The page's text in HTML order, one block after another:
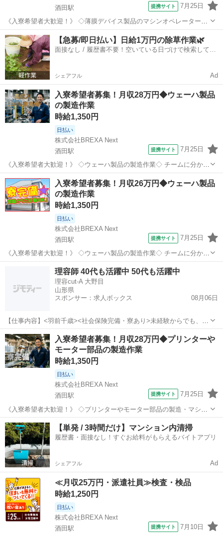
酒田駅
提携サイト 7月25日
《入寮希望者大歓迎！》 ◇薄膜デバイス製品のマシンオペレーター◇
スマホ向け薄膜デバイス製品のマシンオペレーター・点検作業及びエ
ラー解除業務です。 工程により業務内容が違いますが、2～5台の複数
台の設備を最終的には担当しま...
山形 酒田市 酒田駅 その他
【急募/即日払い】日給1万円の除草作業🌿
面接なし / 履歴書不要！空いている日づけで検索して即
シェアフル Ad
入寮希望者募集！月収28万円◆ウェーハ製品
の製造作業
時給1,350円
日払い
株式会社BREXA Next
酒田駅
提携サイト 7月25日
《入寮希望者大歓迎！》 ◇ウェーハ製品の製造作業◇ チームに分かれ
て作業いただきます！ 【S製品チーム】 6インチ半導体製造にかかわ
るマシンオペレーション業務、付帯する設備点検業務 【T製品チー
ム】 8インチ半導体製造...
山形 酒田市 酒田駅 工場
入寮希望者募集！月収26万円◆ウェーハ製品
の製造作業
時給1,350円
日払い
株式会社BREXA Next
酒田駅
提携サイト 7月25日
《入寮希望者大歓迎！》 ◇ウェーハ製品の製造作業◇ チームに分かれ
て作業いただきます！ ①チーム ・ウェーハ検査工程のマシンオペレー
ション、及び外観検査業務 ②チーム ・ウェーハ加工工程マシンオペレ
ーション、外観検査業務...
酒田市 酒田駅 工場
理容師 40代も活躍中 50代も活躍中
理容cut-A 大野目
山形県
スポンサー：求人ボックス
08月06日
【仕事内容】<羽前千歳><社会保険完備・寮あり>未経験からでも、技
術向上しながら働ける環境があります!待遇面もバッチリで長く働いて
いけます「理容cut-A 大野目(リヨウカットエーダイノメ)」から理容師
(見習い・中習・技術者)の求...
正社員 / アルバイト・パート
入寮希望者募集！月収28万円◆プリンターや
モーター部品の製造作業
時給1,350円
日払い
株式会社BREXA Next
酒田駅
提携サイト 7月25日
《入寮希望者大歓迎！》 ◇プリンターやモーター部品の製造・マシン
オペレーター業務◇ 【精密部品組立製造】 ・実装作業 ・組立作業 ・
洗浄作業 ・検査作業 ・梱包作業 ※一部クリーンルーム外の作業あり
【組立】 ・外販・A...
山形 酒田市 酒田駅 工場
【単発 / 3時間だけ】マンション内清掃
履歴書・面接なし！すぐお給料がもらえるバイトアプリ
シェアフル Ad
≪月収25万円・派遣社員≫検査・検品
時給1,250円
日払い
株式会社BREXA Next
酒田駅
提携サイト 7月10日